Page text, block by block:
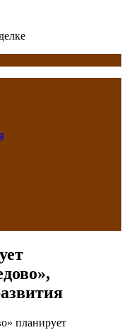
планирует